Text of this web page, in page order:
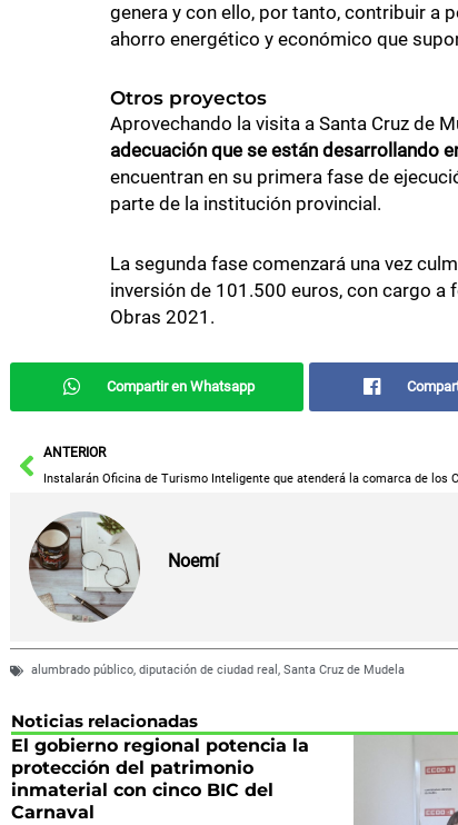
genera y con ello, por tanto, contribuir a
ahorro energético y económico que
Otros proyectos
Aprovechando la visita a Santa Cruz de
adecuación que se están desarrollando
encuentran en su primera fase de
parte de la institución provincial.
La segunda fase comenzará una vez
inversión de 101.500 euros, con cargo
Obras 2021.
Compartir en Whatsapp
AntANTERIOR
Noemí
alumbrado público, diputación de ciudad real , Santa Cruz de Mudela
Noticias relacionadas
El gobierno regional potencia la
protección del patrimonio
inmaterial con cinco BIC del
Carnaval